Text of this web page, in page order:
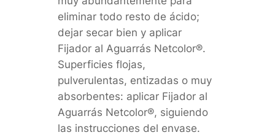
eliminar todo resto de ácido;
dejar secar bien y aplicar
Fijador al Aguarrás Netcolor®.
Superficies flojas,
pulverulentas, entizadas o muy
absorbentes: aplicar Fijador al
Aguarrás Netcolor®, siguiendo
las instrucciones del envase.